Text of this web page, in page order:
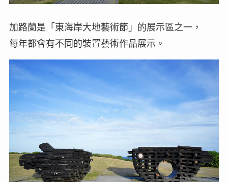
加路蘭是「東海岸大地藝術節」的展示區之一，
每年都會有不同的裝置藝術作品展示。